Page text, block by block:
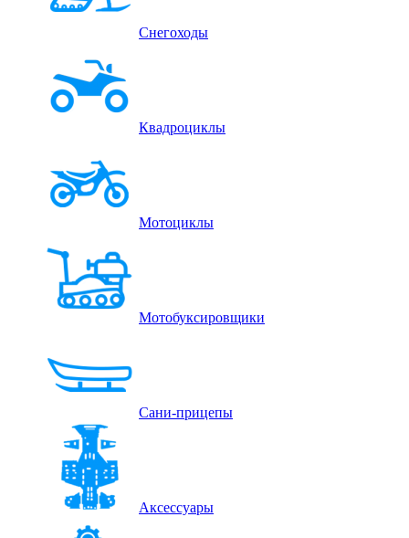
Снегоходы
Квадроциклы
Мотоциклы
Мотобуксировщики
Сани-прицепы
Аксессуары